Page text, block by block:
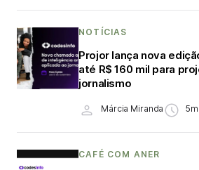
NOTÍCIAS
Projor lança nova
até R$ 160 mil para
jornalismo
Márcia Miranda
CAFÉ COM ANER